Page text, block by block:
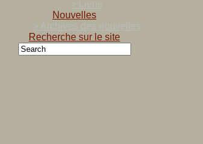
> Liens
Nouvelles
> Archives des nouvelles
Recherche sur le site